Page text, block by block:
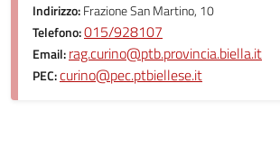
Indirizzo:Frazione San Martino, 10
Telefono:015/928107
Email:rag.curino@ptb.provincia.biella.it
PEC:curino@pec.ptbiellese.it